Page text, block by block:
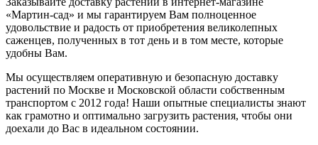
«Мартин-сад» и мы гарантируем Вам полноценное
удовольствие и радость от приобретения великолепных
саженцев, полученных в тот день и в том месте, которые
удобны Вам.
Мы осуществляем оперативную и безопасную доставку
растений по Москве и Московской области собственным
транспортом с 2012 года! Наши опытные специалисты знают
как грамотно и оптимально загрузить растения, чтобы они
доехали до Вас в идеальном состоянии.